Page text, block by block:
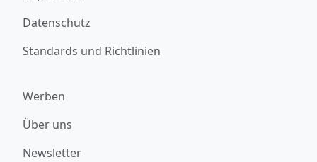
Datenschutz
Standards und Richtlinien
Werben
Über uns
Newsletter